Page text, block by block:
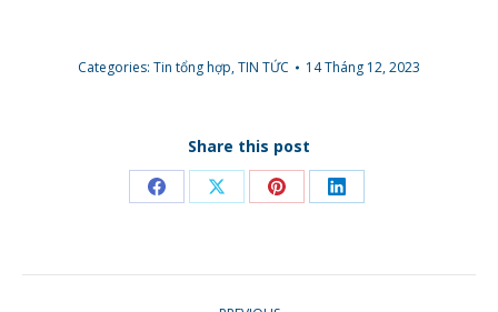
Categories: Tin tổng hợp,TIN TỨC 14 Tháng 12, 2023
Share this post
Share
Facebook
Share
X
Share
Pinterest
Share
LinkedIn